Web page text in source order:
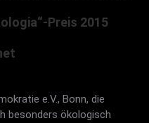
Preis 2015
e.V., Bonn, die
besonders ökologisch